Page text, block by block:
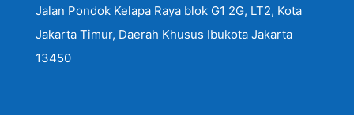
Jalan Pondok Kelapa Raya blok G1 2G, LT2, Kota
Jakarta Timur, Daerah Khusus Ibukota Jakarta
13450